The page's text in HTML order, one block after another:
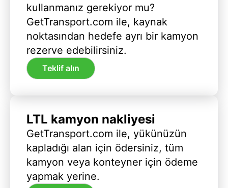
kullanmanız gerekiyor mu?
GetTransport.com ile, kaynak
noktasından hedefe ayrı bir kamyon
rezerve edebilirsiniz.
Teklif alın
LTL kamyon nakliyesi
GetTransport.com ile, yükünüzün
kapladığı alan için ödersiniz, tüm
kamyon veya konteyner için ödeme
yapmak yerine.